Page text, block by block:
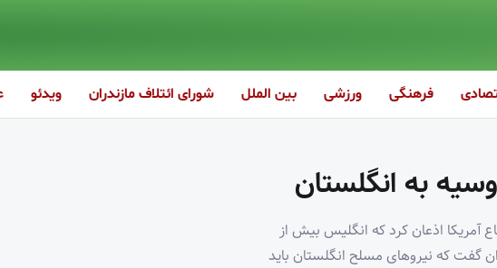
فرهنگی ورزشی بین الملل شورای ائتلاف مازندران ویدئو
به انگلستان
آمریکا اذعان کرد که انگلیس بیش از
گفت که نیروهای مسلح انگلستان باید